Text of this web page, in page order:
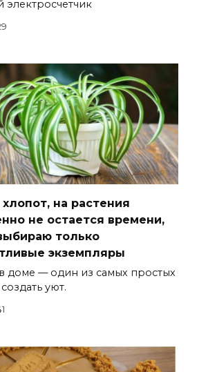
на растения
не остается времени,
только
экземпляры
доме — один из самых простых
уют.